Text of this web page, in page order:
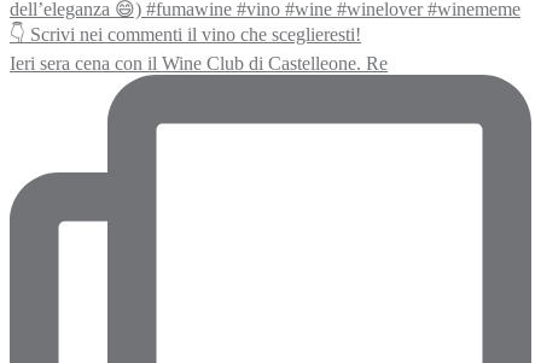
Ieri sera cena con il Wine Club di Castelleone. Re